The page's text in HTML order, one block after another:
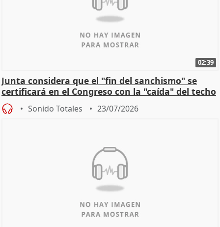
02:39
Junta considera que el "fin del sanchismo" se
certificará en el Congreso con la "caída" del techo
de
Sonido Totales 23/07/2026